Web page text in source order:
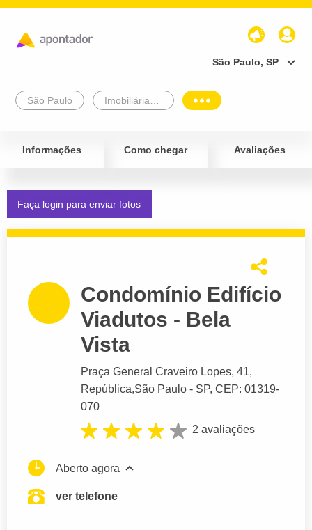
São Paulo, SP
São Paulo
Informações Como chegar Avaliações
Faça login para enviar fotos
Condomínio Edifício
Viadutos - Bela
Vista
Praça General Craveiro Lopes, 41,
República,São Paulo - SP, CEP: 01319-
070
2 avaliações
Aberto agora
ver telefone